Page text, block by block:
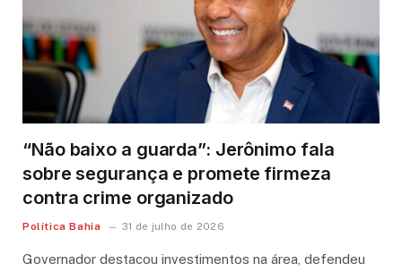
“Não baixo a guarda”: Jerônimo fala
sobre segurança e promete firmeza
contra crime organizado
Política Bahia 31 de julho de 2026
Governador destacou investimentos na área, defendeu